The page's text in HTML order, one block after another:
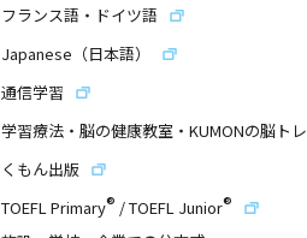
フランス語・ドイツ語
Japanese（日本語）
通信学習
学習療法・脳の健康教室・KUMONの脳トレ
くもん出版
TOEFL Primary® /TOEFL Junior®